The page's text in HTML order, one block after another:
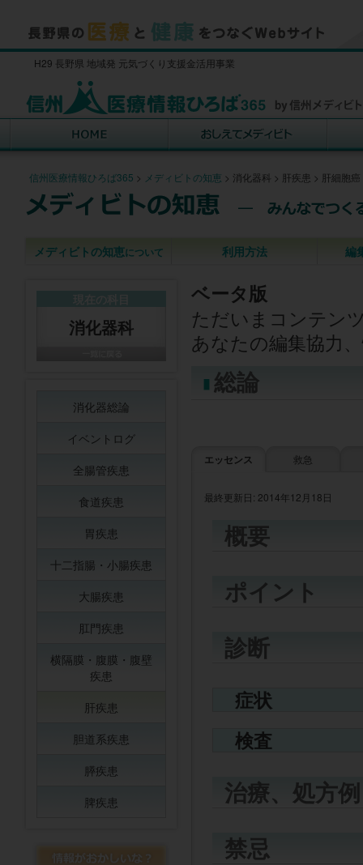
H29 長野県 地域発 元気づくり支援金活用事業
信州医療情報ひろば365 > メディビトの知恵 > 消化器科 > 肝疾患 > 肝細胞癌
メディビトの知恵について 利用方法 編
ベータ版
ただいまコンテン
あなたの編集協力
総論
エッセンス 救急
最終更新日: 2014年12月18日
概要
ポイント
診断
症状
検査
治療、処方例
禁忌
消化器科
消化器総論
イベントログ
全腸管疾患
食道疾患
胃疾患
十二指腸・小腸疾患
大腸疾患
肛門疾患
横隔膜・腹膜・腹壁
疾患
肝疾患
胆道系疾患
膵疾患
脾疾患